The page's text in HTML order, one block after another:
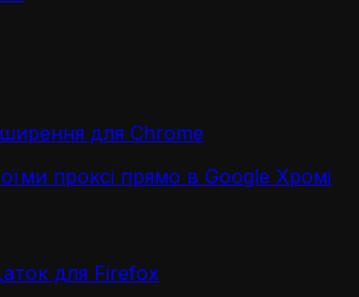
для Chrome
проксі прямо в Google Хромі
для Firefox